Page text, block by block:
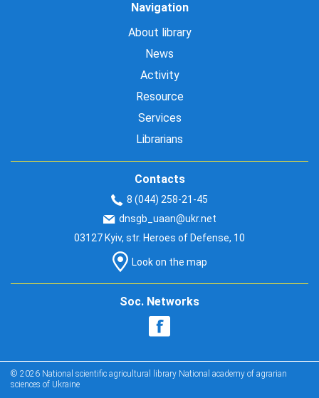
Navigation
About library
News
Activity
Resource
Services
Librarians
Contacts
8 (044) 258-21-45
dnsgb_uaan@ukr.net
03127 Kyiv, str. Heroes of Defense, 10
Look on the map
Soc. Networks
© 2026 National scientific agricultural library National academy of agrarian
sciences of Ukraine